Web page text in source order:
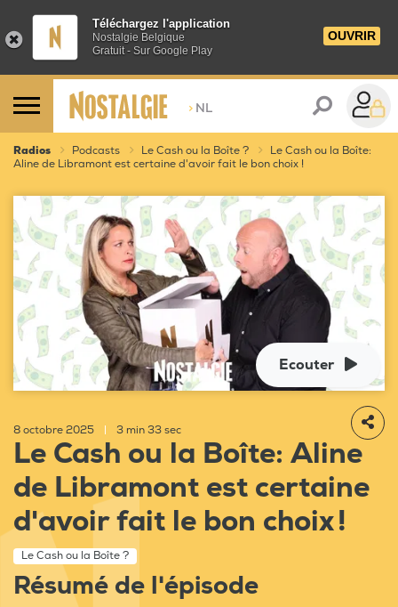
Téléchargez l'application
Nostalgie Belgique
Gratuit - Sur Google Play
OUVRIR
> NL
Radios Podcasts Le Cash ou la Boîte ?
Le Cash ou la Boîte:
Aline de Libramont est certaine d'avoir fait le bon choix !
Ecouter
8 octobre 2025 3 min 33 sec
Le Cash ou la Boîte: Aline
de Libramont est certaine
d'avoir fait le bon choix !
Le Cash ou la Boîte ?
Résumé de l'épisode